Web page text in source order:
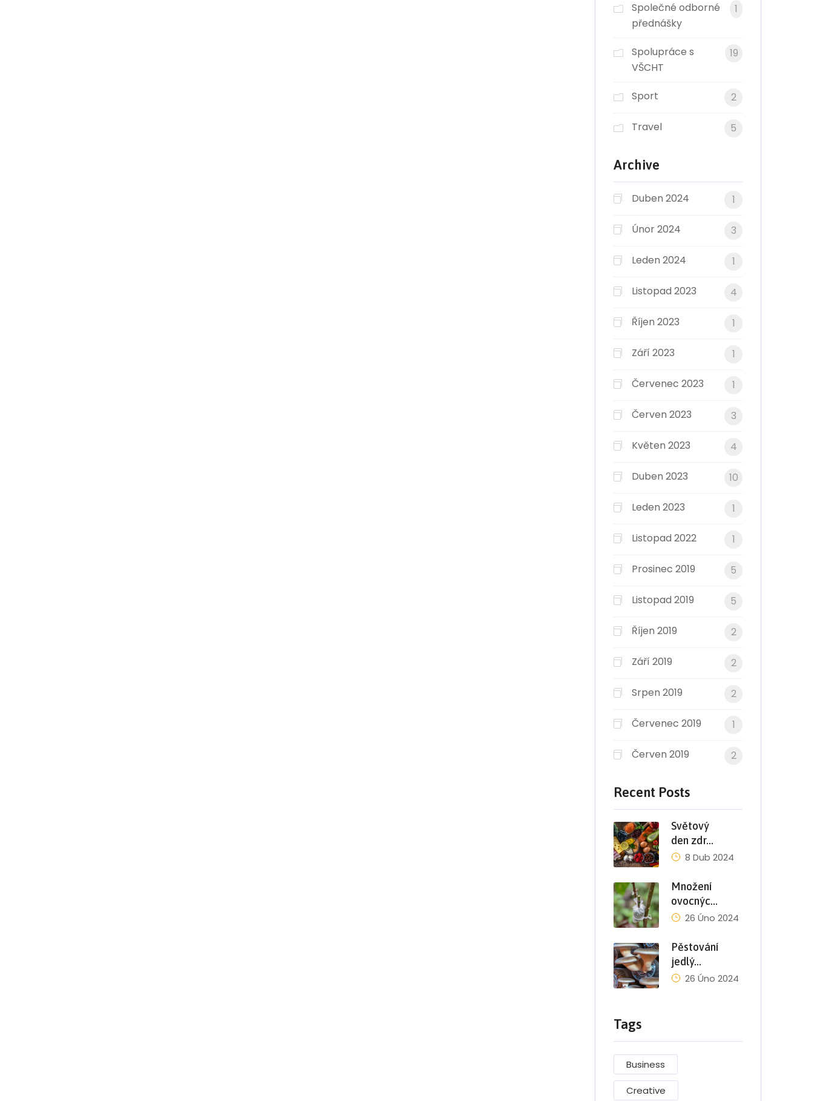
Společné odborné
přednášky
1
Spolupráce s
VŠCHT
19
Sport 2
Travel 5
Archive
Duben 2024 1
Únor 2024 3
Leden 2024 1
Listopad 2023 4
Říjen 2023 1
Září 2023 1
Červenec 2023 1
Červen 2023 3
Květen 2023 4
Duben 2023 10
Leden 2023 1
Listopad 2022 1
Prosinec 2019 5
Listopad 2019 5
Říjen 2019 2
Září 2019 2
Srpen 2019 2
Červenec 2019 1
Červen 2019 2
Recent Posts
Světový
den zdr…
8 Dub 2024
Množení
ovocnýc…
26 Úno 2024
Pěstování
jedlý…
26 Úno 2024
Tags
Business
Creative